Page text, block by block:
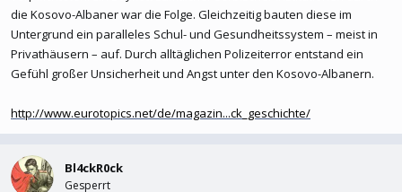
die Kosovo-Albaner war die Folge. Gleichzeitig bauten diese im
Untergrund ein paralleles Schul- und Gesundheitssystem – meist in
Privathäusern – auf. Durch alltäglichen Polizeiterror entstand ein
Gefühl großer Unsicherheit und Angst unter den Kosovo-Albanern.
http://www.eurotopics.net/de/magazin...ck_geschichte/
Bl4ckR0ck
Gesperrt